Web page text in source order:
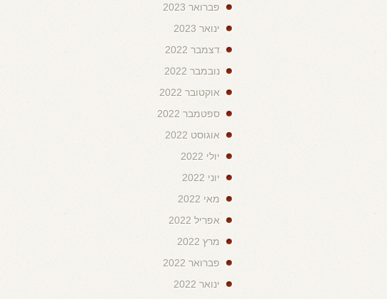
פברואר 2023
ינואר 2023
דצמבר 2022
נובמבר 2022
אוקטובר 2022
ספטמבר 2022
אוגוסט 2022
יולי 2022
יוני 2022
מאי 2022
אפריל 2022
מרץ 2022
פברואר 2022
ינואר 2022